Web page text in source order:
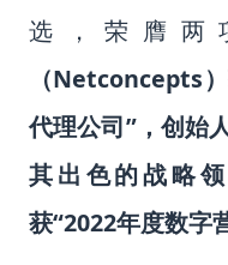
选，荣膺两
（Netconcepts
代理公司”，创始
其出色的战略
获“2022年度数字